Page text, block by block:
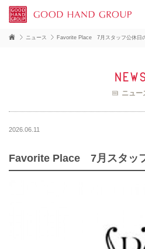
ニュース Favorite Place 7月スタッフ公休日
ニュー
2026.06.11
Favorite Place 7月スタッ